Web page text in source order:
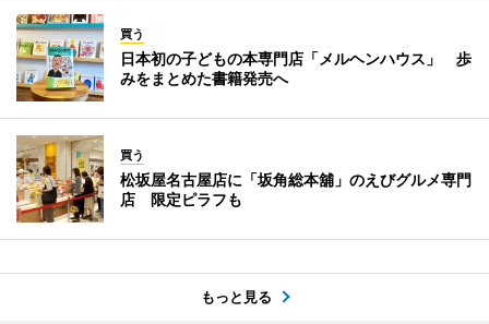
買う
日本初の子どもの本専門店「メルヘンハウス」 歩
みをまとめた書籍発売へ
買う
松坂屋名古屋店に「坂角総本舖」のえびグルメ専門
店 限定ピラフも
もっと見る